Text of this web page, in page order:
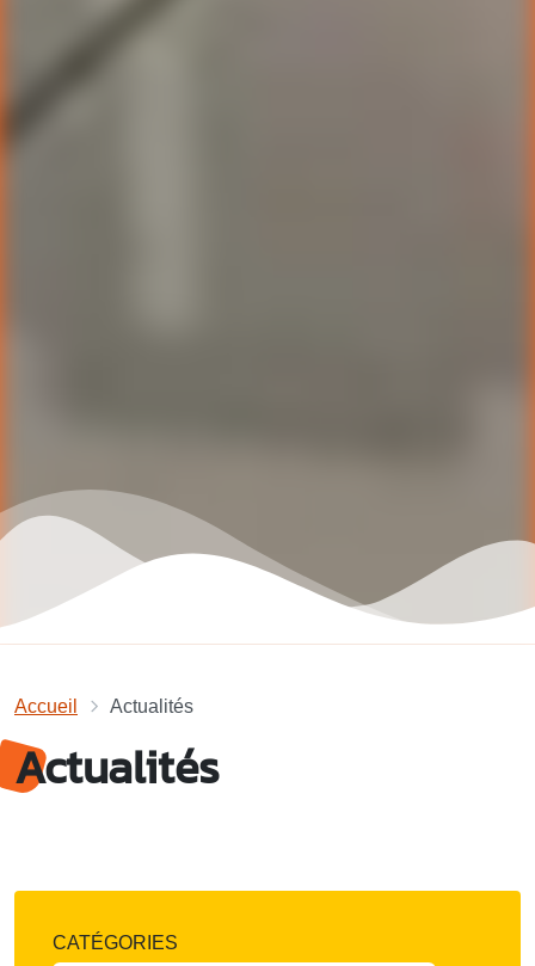
Accueil Actualités
Actualités
CATÉGORIES